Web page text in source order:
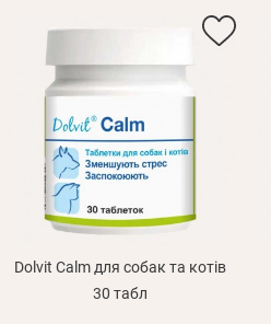
Dolvit Calm для собак та котів
30 табл